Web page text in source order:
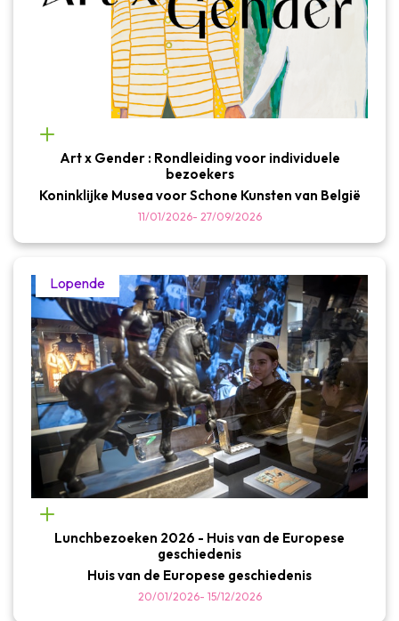
Art x Gender : Rondleiding voor individuele
bezoekers
Koninklijke Musea voor Schone Kunsten van België
11/01/2026- 27/09/2026
Lunchbezoeken 2026 - Huis van de Europese
geschiedenis
Huis van de Europese geschiedenis
20/01/2026- 15/12/2026
Lopende